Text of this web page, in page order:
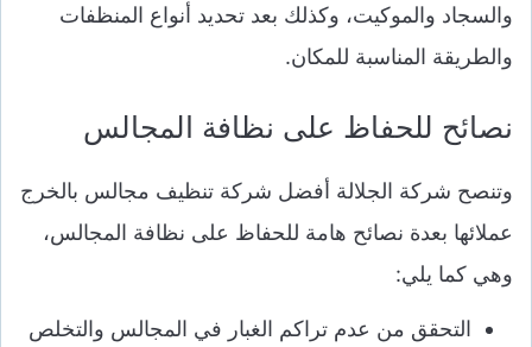
والسجاد والموكيت، وكذلك بعد تحديد أنواع المنظفات
والطريقة المناسبة للمكان.
نصائح للحفاظ على نظافة المجالس
وتنصح شركة الجلالة أفضل شركة تنظيف مجالس بالخرج
عملائها بعدة نصائح هامة للحفاظ على نظافة المجالس،
وهي كما يلي:
التحقق من عدم تراكم الغبار في المجالس والتخلص